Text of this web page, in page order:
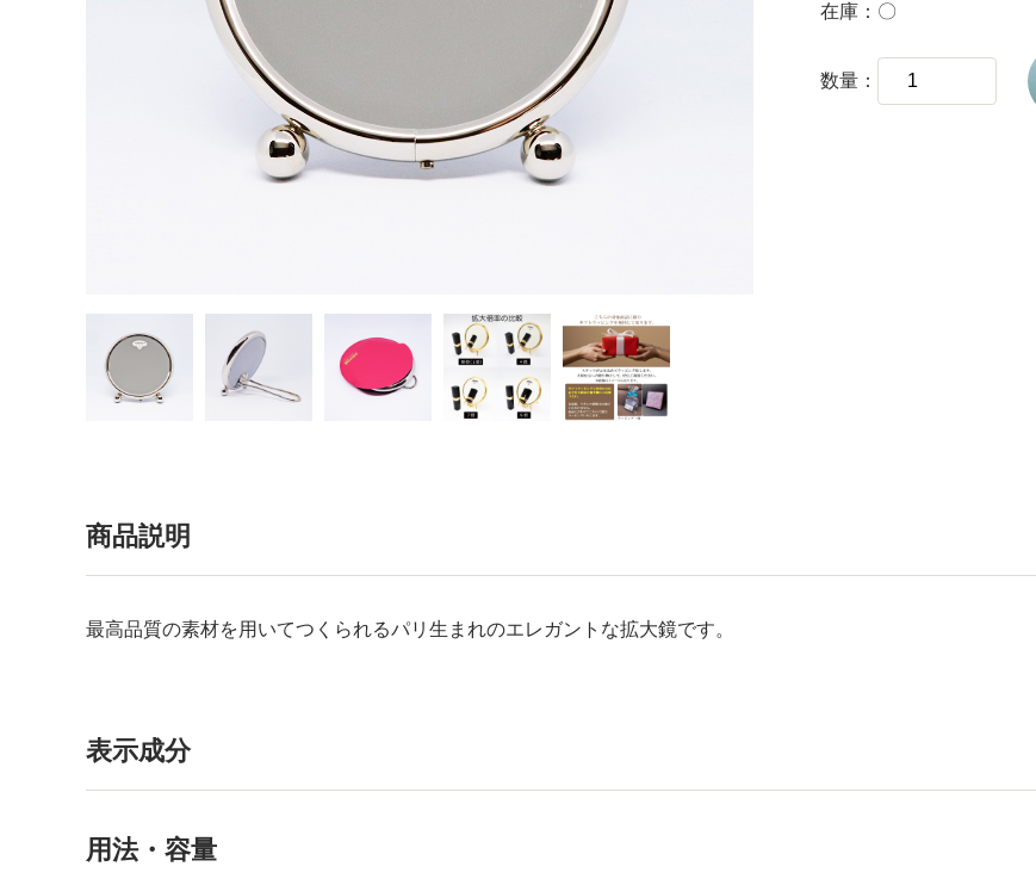
在庫 〇
数量
商品説明
最高品質の素材を用いてつくられるパリ生まれのエレガントな拡大鏡です。
表示成分
用法・容量